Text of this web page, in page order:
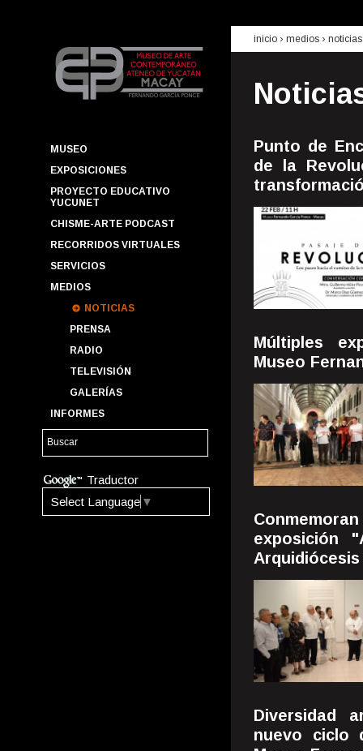
MUSEO
EXPOSICIONES
PROYECTO EDUCATIVO
YUCUNET
CHISME-ARTE PODCAST
RECORRIDOS VIRTUALES
SERVICIOS
MEDIOS
NOTICIAS
PRENSA
RADIO
TELEVISIÓN
GALERÍAS
INFORMES
Traductor
Select Language ▼
inicio › medios › noticias
Punto de
de la
Múltiples
Museo
exposición
Diversidad
nuevo ciclo